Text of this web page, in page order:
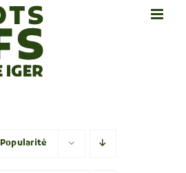
Popularité